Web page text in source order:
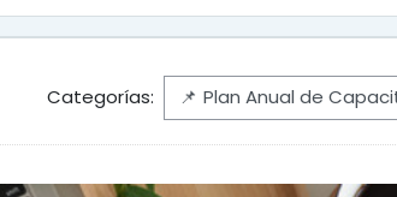
Categorías: